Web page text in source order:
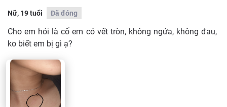
Nữ, 19 tuổi Đã đóng
Cho em hỏi là cổ em có vết tròn, không ngứa, không đau,
ko biết em bị gì ạ?